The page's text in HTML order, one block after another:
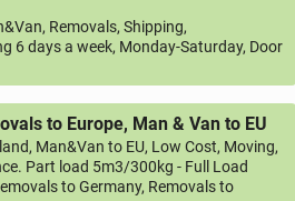
Removals, Shipping,
6 days a week, Monday-Saturday, Door
to Europe, Man & Van to EU
Man&Van to EU, Low Cost, Moving,
Part load 5m3/300kg - Full Load
to Germany, Removals to